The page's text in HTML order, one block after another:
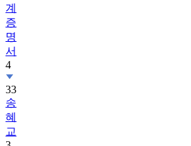
계
증
명
서
4
33
송
혜
교